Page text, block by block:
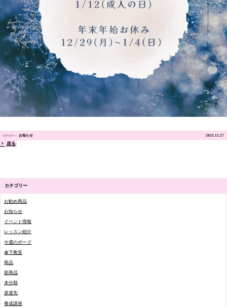
2025.12.27
お知らせ
戻る
カテゴリー
お勧め商品
お知らせ
イベント情報
レッスン紹介
今週のポーズ
傘下教室
商品
新商品
未分類
派遣先
養成講座